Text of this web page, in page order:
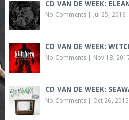
CD VAN DE WEEK:
No Comments| Jul 25, 2016
CD VAN DE WEEK:
No Comments| Nov 13,
CD VAN DE WEEK:
No Comments| Oct 26, 2015